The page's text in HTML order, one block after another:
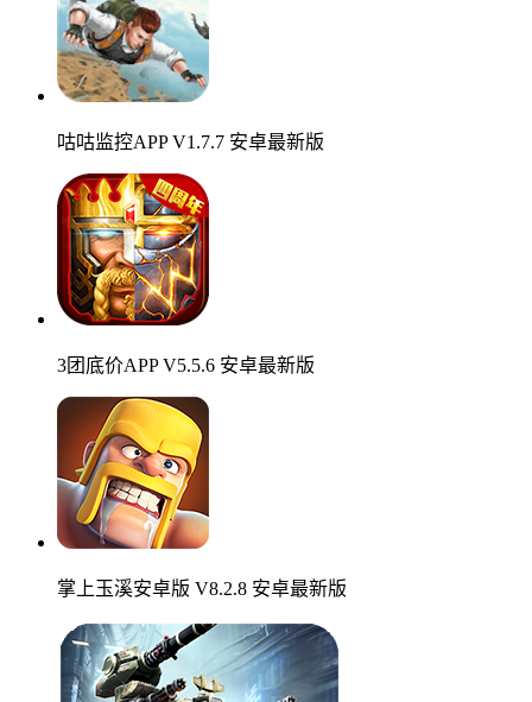
咕咕监控APP V1.7.7 安卓最新版
3团底价APP V5.5.6 安卓最新版
掌上玉溪安卓版 V8.2.8 安卓最新版